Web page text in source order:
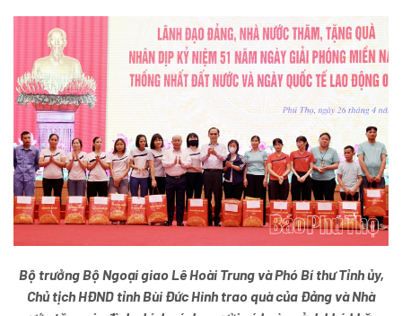
Bộ trưởng Bộ Ngoại giao Lê Hoài Trung và Phó Bí thư Tỉnh ủy,
Chủ tịch HĐND tỉnh Bùi Đức Hinh trao quà của Đảng và Nhà